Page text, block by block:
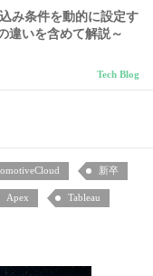
み条件を動的に設定す
違いを含めて解説～
Tech Blog
新卒
Apex Tableau